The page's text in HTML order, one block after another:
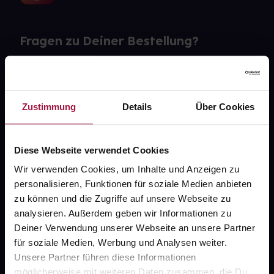
Zustimmung Details Über Cookies
Diese Webseite verwendet Cookies
Wir verwenden Cookies, um Inhalte und Anzeigen zu
personalisieren, Funktionen für soziale Medien anbieten
zu können und die Zugriffe auf unsere Webseite zu
analysieren. Außerdem geben wir Informationen zu
Deiner Verwendung unserer Webseite an unsere Partner
für soziale Medien, Werbung und Analysen weiter.
Unsere Partner führen diese Informationen
Fragen zu Deiner Bestellung?
Über uns
Karriere